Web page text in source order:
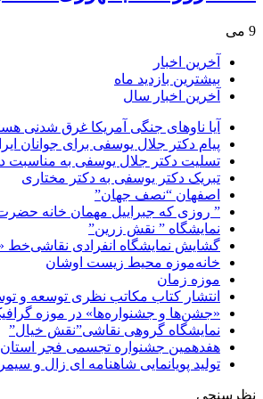
9 می
آخرین اخبار
بیشترین بازدید ماه
آخرین اخبار سال
آیا ناوهای جنگی آمریکا غرق شدنی
پیام دکتر جلال یوسفی برای جوانان
تسلیت دکتر جلال یوسفی به مناسبت
تبریک دکتر یوسفی به دکتر مختاری
اصفهان “نصف جهان”
” روزی که جبراییل مهمان خانه
نمایشگاه ” نقش زرین”
گشایش نمایشگاه انفرادی نقاشی‌خط
خانه‌موزه محیط‌ زیست اوشان
موزه زمان
انتشار کتاب مکاتب نظری توسعه و
«جشن‌ها و جشنواره‌ها» در موزه
نمایشگاه گروهی نقاشی”نقش خیال”
هفدهمین جشنواره تجسمی فجر
تولید پویانمایی شاهنامه ای زال و
نظرسنجی